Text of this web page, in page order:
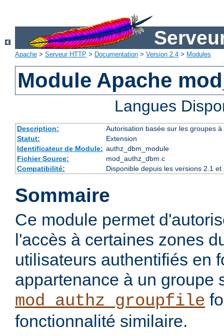
Apache > Serveur HTTP > Documentation > Version 2.4 > Modules
Module Apache
Langues
Description:
Autorisation basée sur les groupes
Statut:
Extension
Identificateur de Module: authz_dbm_module
Fichier Source:
mod_authz_dbm.c
Compatibilité:
Disponible depuis les versions 2.1
Sommaire
Ce module permet
l'accès à certaines zones
utilisateurs authentifiés en
appartenance à un groupe
mod_authz_groupfile
fonctionnalité similaire.